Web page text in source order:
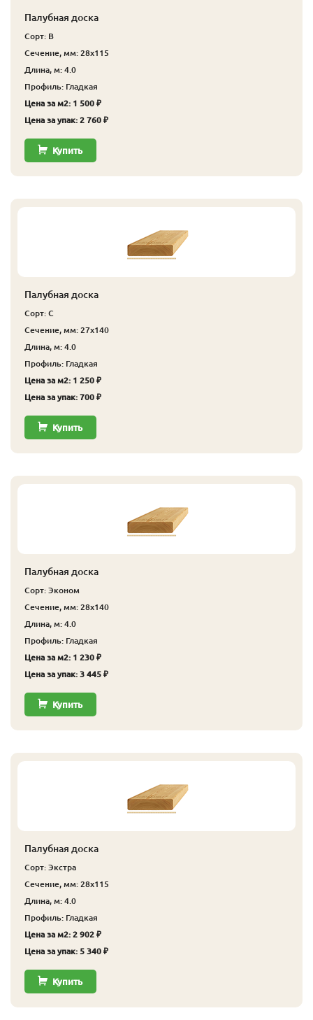
Палубная доска
Сорт: В
Сечение, мм: 28x115
Длина, м: 4.0
Профиль: Гладкая
Цена за м2: 1 500 ₽
Цена за упак: 2 760 ₽
Купить
Палубная доска
Сорт: С
Сечение, мм: 27x140
Длина, м: 4.0
Профиль: Гладкая
Цена за м2: 1 250 ₽
Цена за упак: 700 ₽
Купить
Палубная доска
Сорт: Эконом
Сечение, мм: 28x140
Длина, м: 4.0
Профиль: Гладкая
Цена за м2: 1 230 ₽
Цена за упак: 3 445 ₽
Купить
Палубная доска
Сорт: Экстра
Сечение, мм: 28x115
Длина, м: 4.0
Профиль: Гладкая
Цена за м2: 2 902 ₽
Цена за упак: 5 340 ₽
Купить